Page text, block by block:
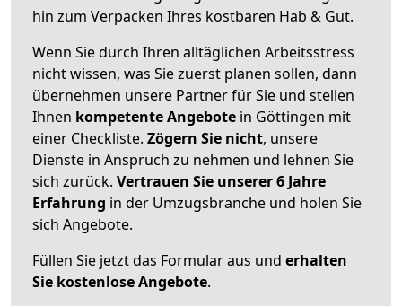
hin zum Verpacken Ihres kostbaren Hab & Gut.
Wenn Sie durch Ihren alltäglichen Arbeitsstress
nicht wissen, was Sie zuerst planen sollen, dann
übernehmen unsere Partner für Sie und stellen
Ihnen kompetente Angebote in Göttingen mit
einer Checkliste. Zögern Sie nicht, unsere
Dienste in Anspruch zu nehmen und lehnen Sie
sich zurück. Vertrauen Sie unserer 6 Jahre
Erfahrung in der Umzugsbranche und holen Sie
sich Angebote.
Füllen Sie jetzt das Formular aus und erhalten
Sie kostenlose Angebote.